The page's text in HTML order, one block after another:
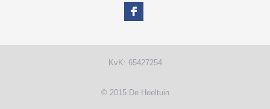
KvK: 65427254
© 2015 De Heeltuin